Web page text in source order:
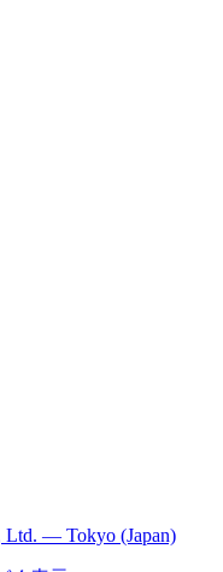
Ltd. — Tokyo (Japan)